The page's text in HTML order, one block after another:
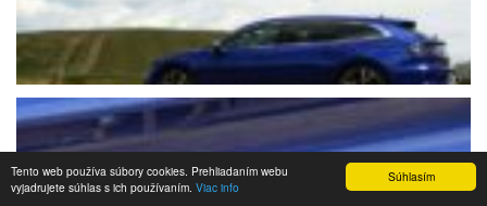
Súhlasím
Tento web používa súbory cookies. Prehliadaním webu
vyjadrujete súhlas s ich používaním. Viac info